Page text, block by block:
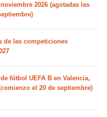
2026 (agotadas las
de las competiciones
fútbol UEFA B en Valencia,
el 20 de septiembre)